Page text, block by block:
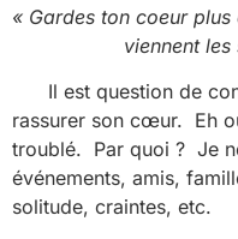
« Gardes ton coeur
viennent
Il est question de
rassurer son cœur. Eh
troublé. Par quoi ? Je
événements, amis,
solitude, craintes, etc.